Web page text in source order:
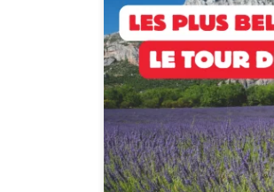
Les plus belles routes de
équipe #CerRandazzo à la
entre amis, seul ou bien en
sinueuses offrent un voyage